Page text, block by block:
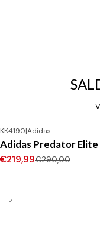
-24%DESCONTO
Novo
KK4190|Adidas
Adidas Predator Elite
€219,99€290,00